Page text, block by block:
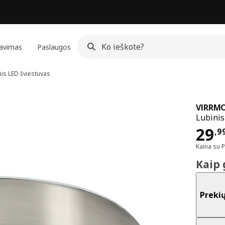
Paslaugos
LED šviestuvas
29,
Kaina su
Kaip